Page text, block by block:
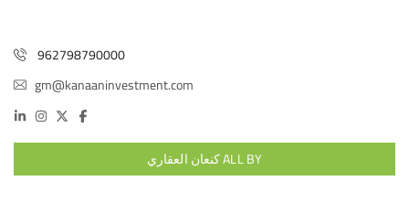
962798790000
gm@kanaaninvestment.com
ALL BY كنعان العقاري